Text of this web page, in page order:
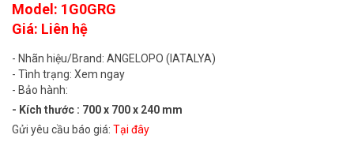
Model: 1G0GRG
Giá: Liên hệ
- Nhãn hiệu/Brand: ANGELOPO (IATALYA)
- Tình trạng: Xem ngay
- Bảo hành:
- Kích thước : 700 x 700 x 240 mm
Gửi yêu cầu báo giá: Tại đây